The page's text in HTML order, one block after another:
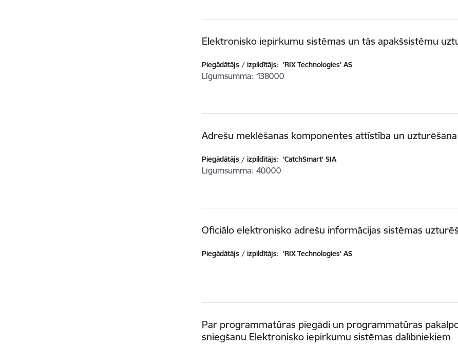
Elektronisko iepirkumu sistēmas un tās apakšsistēmu
Piegādātājs / izpildītājs: 'RIX Technologies' AS
Līgumsumma 138000
Adrešu meklēšanas komponentes attīstība un uzturēšana
Piegādātājs / izpildītājs: 'CatchSmart' SIA
Līgumsumma 40000
Oficiālo elektronisko adrešu informācijas sistēmas
Piegādātājs / izpildītājs: 'RIX Technologies' AS
Par programmatūras piegādi un programmatūras
sniegšanu Elektronisko iepirkumu sistēmas dalībniekiem